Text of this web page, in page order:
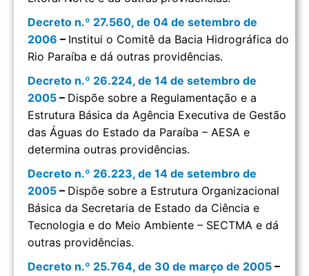
Decreto n.º 27.560, de 04 de setembro de
2006 – Institui o Comitê da Bacia Hidrográfica do
Rio Paraíba e dá outras providências.
Decreto n.º 26.224, de 14 de setembro de
2005 – Dispõe sobre a Regulamentação e a
Estrutura Básica da Agência Executiva de Gestão
das Águas do Estado da Paraíba – AESA e
determina outras providências.
Decreto n.º 26.223, de 14 de setembro de
2005 – Dispõe sobre a Estrutura Organizacional
Básica da Secretaria de Estado da Ciência e
Tecnologia e do Meio Ambiente – SECTMA e dá
outras providências.
Decreto n.º 25.764, de 30 de março de 2005 –